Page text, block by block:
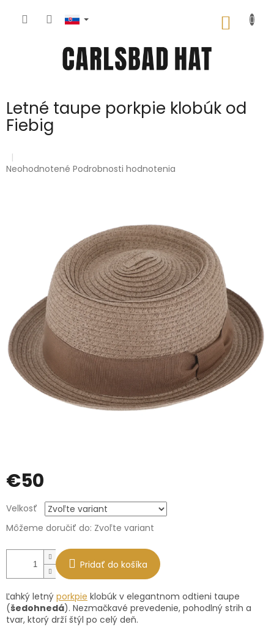
Letné taupe porkpie klobúk od
Fiebig
Priemerné
Neohodnotené Podrobnosti hodnotenia
€50
Jednotková
cena:
Velkosť
Môžeme doručiť do: Zvoľte variant
Pridať do košíka
Ľahký letný porkpie klobúk v elegantnom odtieni taupe
(šedohnedá). Nezmačkavé prevedenie, pohodlný strih a
tvar, ktorý drží štýl po celý deň.